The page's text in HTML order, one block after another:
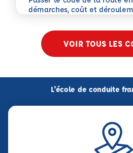
démarches, coût et
En savoir plus
VOIR TOUS LES
L'école de conduite